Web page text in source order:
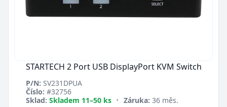
STARTECH 2 Port USB DisplayPort KVM Switch
P/N: SV231DPUA
Číslo: #32756
Sklad: Skladem 11–50 ks • Záruka: 36 měs.